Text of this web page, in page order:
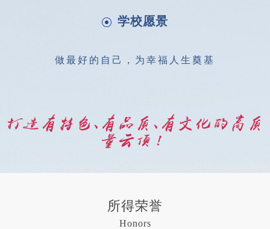
学校愿景
做最好的自己，为幸福人生奠基
打造有特色、有品质、有文化的高质
量云顶！
所得荣誉
Honors